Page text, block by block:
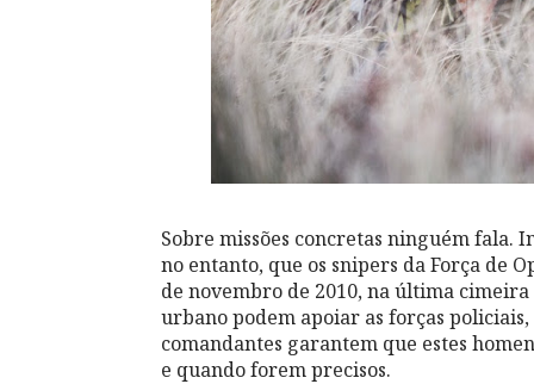
Sobre missões concretas ninguém fala.
no entanto, que os snipers da Força de
de novembro de 2010, na última
urbano podem apoiar as forças
comandantes garantem que estes
e quando forem precisos.